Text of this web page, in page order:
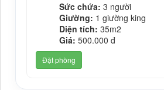
Sức chứa: 3 người
Giường: 1 giường king
Diện tích: 35m2
Giá: 500.000 đ
Đặt phòng